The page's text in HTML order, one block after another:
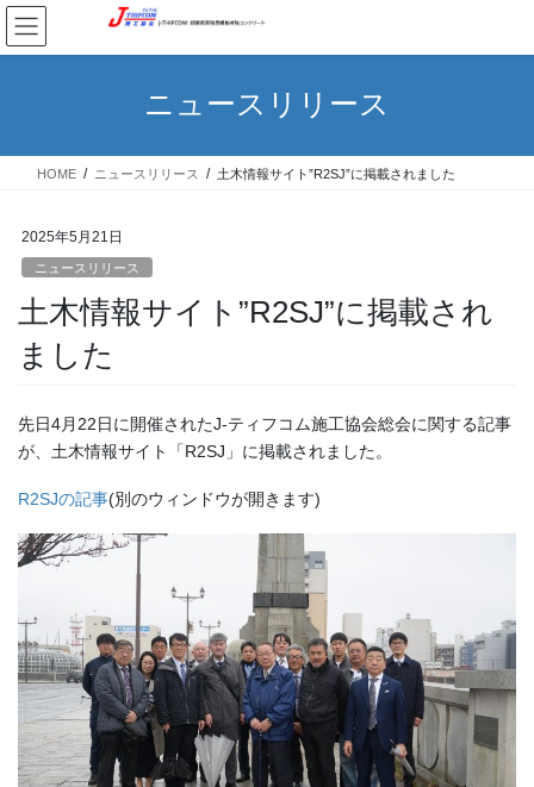
コ
ン
テ
ス
ナ
ビ
ゲ
ン
ニュースリリース
HOME ニュースリリース 土木情報サイト”R2SJ”に掲載されました
2025年5月21日
ニュースリリース
土木情報サイト”R2SJ”に掲載され
ました
先日4月22日に開催されたJ-ティフコム施工協会総会に関する記事
が、土木情報サイト「R2SJ」に掲載されました。
R2SJの記事(別のウィンドウが開きます)